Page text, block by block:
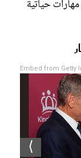
حياتية
Embed from Getty